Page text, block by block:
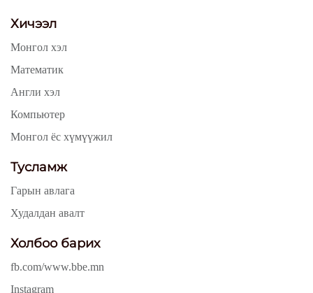
Хичээл
Монгол хэл
Математик
Англи хэл
Компьютер
Монгол ёс хүмүүжил
Тусламж
Гарын авлага
Худалдан авалт
Холбоо барих
fb.com/www.bbe.mn
Instagram